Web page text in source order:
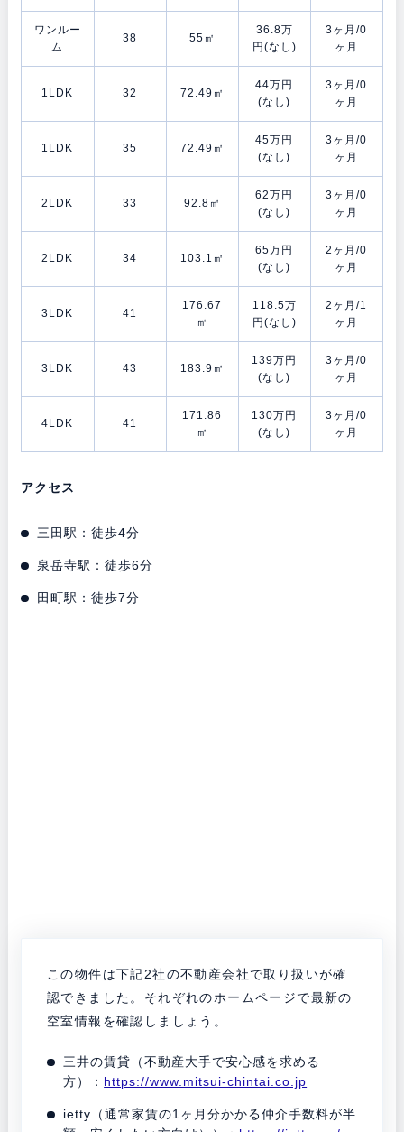
ワンルー
ム
38 55㎡
36.8万
円(なし)
3ヶ月/0
ヶ月
1LDK 32 72.49㎡
44万円
(なし)
3ヶ月/0
ヶ月
1LDK 35 72.49㎡
45万円
(なし)
3ヶ月/0
ヶ月
2LDK 33 92.8㎡
62万円
(なし)
3ヶ月/0
ヶ月
2LDK 34 103.1㎡
65万円
(なし)
2ヶ月/0
ヶ月
3LDK 41
176.67
㎡
118.5万
円(なし)
2ヶ月/1
ヶ月
3LDK 43 183.9㎡
139万円
(なし)
3ヶ月/0
ヶ月
4LDK 41
171.86
㎡
130万円
(なし)
3ヶ月/0
ヶ月
アクセス
三田駅：徒歩4分
泉岳寺駅：徒歩6分
田町駅：徒歩7分
この物件は下記2社の不動産会社で取り扱いが確
認できました。それぞれのホームページで最新の
空室情報を確認しましょう。
三井の賃貸（不動産大手で安心感を求める
方）： https://www.mitsui-chintai.co.jp
ietty（通常家賃の1ヶ月分かかる仲介手数料が半